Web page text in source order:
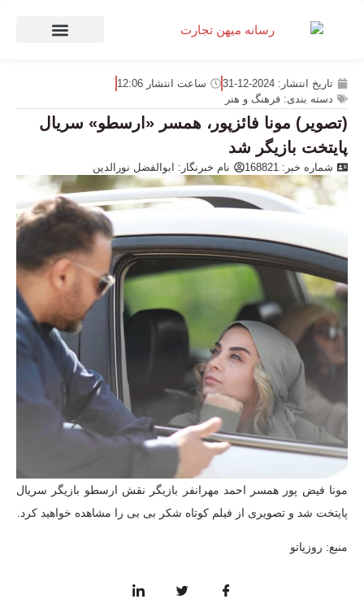
تاریخ انتشار: 2024-12-31 ساعت انتشار 12:06
دسته بندی: فرهنگ و هنر
(تصویر) مونا فائزپور، همسر «ارسطو» سریال
پایتخت بازیگر شد
شماره خبر: 168821 نام خبرنگار: ابوالفضل نورالدین
مونا فیض پور همسر احمد مهرانفر بازیگر نقش ارسطو بازیگر سریال
پایتخت شد و تصویری از فیلم کوتاه شکر بی بی را مشاهده خواهید کرد.
منبع: روزیاتو